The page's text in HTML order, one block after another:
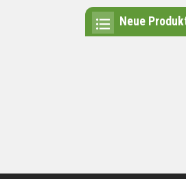
Neue